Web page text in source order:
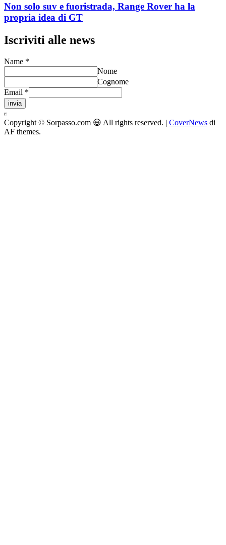
Non solo suv e fuoristrada, Range Rover ha la
propria idea di GT
Iscriviti alle news
Name *
Nome
Cognome
Email *
invia
Copyright © Sorpasso.com 😃 All rights reserved. | CoverNews di
AF themes.